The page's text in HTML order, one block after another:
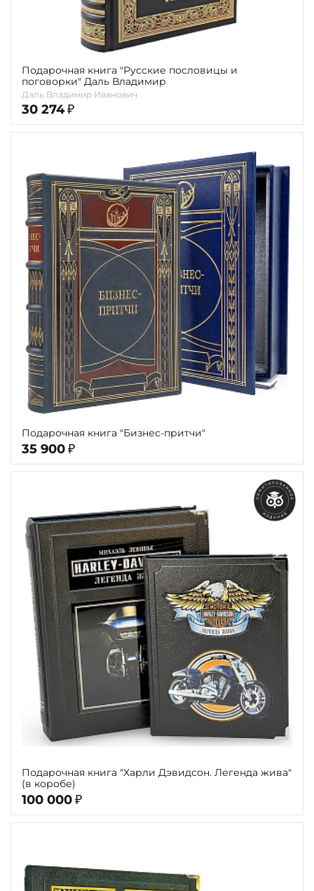
Подарочная книга "Русские пословицы и
поговорки" Даль Владимир
Даль Владимир Иванович
30 274 ₽
Подарочная книга "Бизнес-притчи"
35 900 ₽
Подарочная книга "Харли Дэвидсон. Легенда жива"
(в коробе)
100 000 ₽